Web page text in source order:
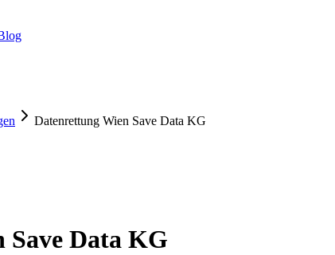
Datenrettung Wien Save Data KG
Save Data KG